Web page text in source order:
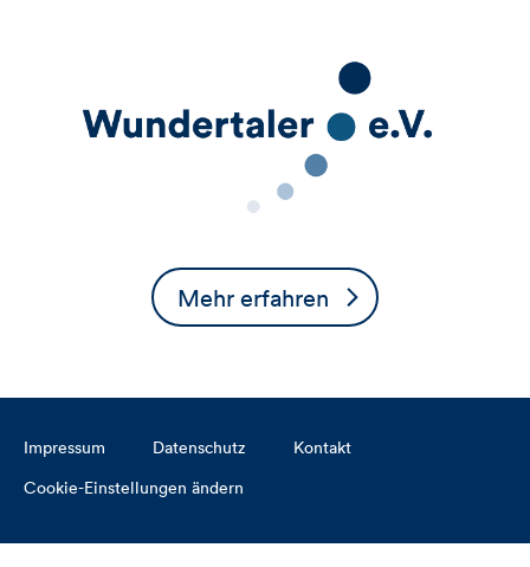
Mehr erfahren
Impressum Datenschutz
Kontakt
Cookie-Einstellungen ändern